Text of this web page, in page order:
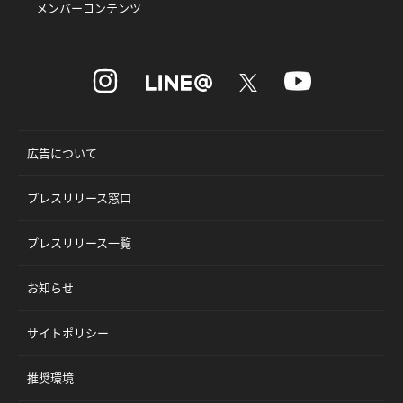
メンバーコンテンツ
広告について
プレスリリース窓口
プレスリリース一覧
お知らせ
サイトポリシー
推奨環境